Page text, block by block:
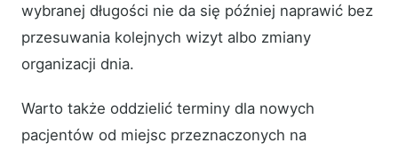
wybranej długości nie da się później naprawić bez
przesuwania kolejnych wizyt albo zmiany
organizacji dnia.
Warto także oddzielić terminy dla nowych
pacjentów od miejsc przeznaczonych na